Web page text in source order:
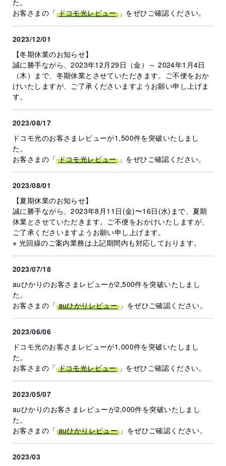
た。
お客さまの「 ドコモ光レビュー 」をぜひご確認ください。
2023/12/01
【冬期休業のお知らせ】
誠に勝手ながら、2023年12月29日（金）～ 2024年1月4日
（木）まで、冬期休業とさせていただきます。ご不便をおか
けいたしますが、ご了承くださいますようお願い申し上げま
す。
2023/08/17
ドコモ光のお客さまレビューが1,500件を突破いたしまし
た。
お客さまの「 ドコモ光レビュー 」をぜひご確認ください。
2023/08/01
【夏期休業のお知らせ】
誠に勝手ながら、2023年8月11日(金)〜16日(水)まで、夏期
休業とさせていただきます。ご不便をおかけいたしますが、
ご了承くださいますようお願い申し上げます。
※ 光回線のご案内業務は上記期間内も対応しております。
2023/07/18
auひかりのお客さまレビューが2,500件を突破いたしまし
た。
お客さまの「 auひかりレビュー 」をぜひご確認ください。
2023/06/06
ドコモ光のお客さまレビューが1,000件を突破いたしまし
た。
お客さまの「 ドコモ光レビュー 」をぜひご確認ください。
2023/05/07
auひかりのお客さまレビューが2,000件を突破いたしまし
た。
お客さまの「 auひかりレビュー 」をぜひご確認ください。
2023/03